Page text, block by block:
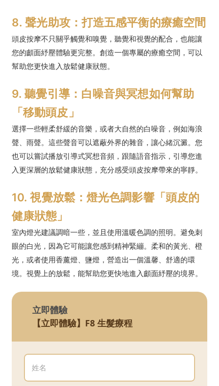
8. 聲光助攻：打造五感平衡的療癒空間
頭皮按摩不只關乎觸覺和嗅覺，聽覺和視覺的配合，也能讓
您的顱面紓壓體驗更完整。創造一個專屬的療癒空間，可以
幫助您更快進入放鬆健康狀態。
9. 聽覺引導：白噪音與冥想如何幫助
「移動頭皮」
選擇一些輕柔舒緩的音樂，或者大自然的白噪音，例如海浪
聲、雨聲。這些聲音可以遮蔽外界的雜音，讓心緒沉澱。您
也可以嘗試播放引導式冥想音頻，跟隨語音指示，引導您進
入更深層的放鬆健康狀態，充分感受頭皮按摩帶來的寧靜。
10. 視覺放鬆：燈光色調影響「頭皮的
健康狀態」
室內燈光建議調暗一些，並且使用溫暖色調的照明。避免刺
眼的白光，因為它可能讓您感到精神緊繃。柔和的黃光、橙
光，或者使用香薰燈、鹽燈，營造出一個溫馨、舒適的環
境。視覺上的放鬆，能幫助您更快地進入顱面紓壓的境界。
立即體驗
【立即體驗】F8 生髮療程